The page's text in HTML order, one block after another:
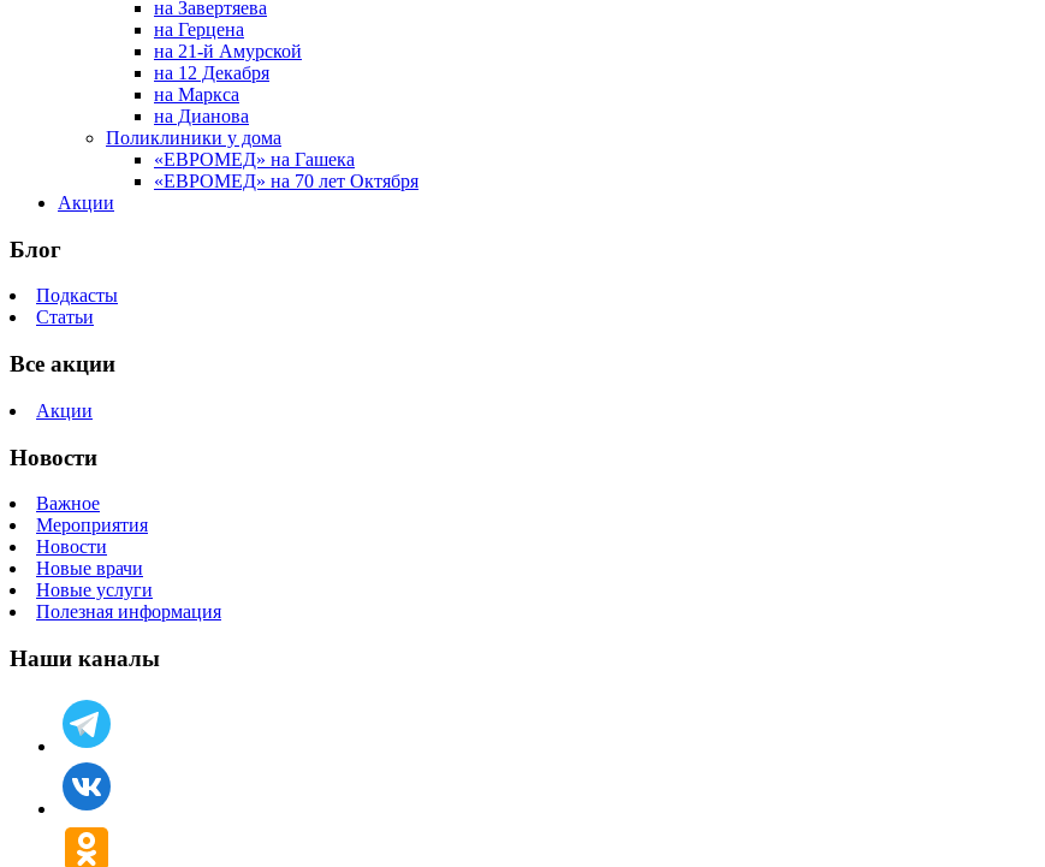
на Завертяева
на Герцена
на 21-й Амурской
на 12 Декабря
на Маркса
на Дианова
Поликлиники у дома
«ЕВРОМЕД» на Гашека
«ЕВРОМЕД» на 70 лет Октября
Акции
Блог
Подкасты
Статьи
Все акции
Акции
Новости
Важное
Мероприятия
Новости
Новые врачи
Новые услуги
Полезная информация
Наши каналы